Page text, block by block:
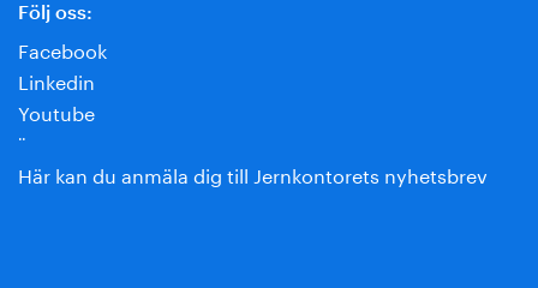
Följ oss:
Facebook
Linkedin
Youtube
¨
Här kan du anmäla dig till Jernkontorets nyhetsbrev